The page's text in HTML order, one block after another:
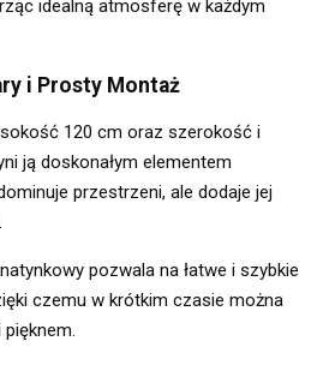
idealną atmosferę w każdym
i Prosty Montaż
120 cm oraz szerokość i
ją doskonałym elementem
przestrzeni, ale dodaje jej
pozwala na łatwe i szybkie
czemu w krótkim czasie można